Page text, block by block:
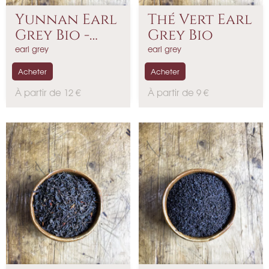
Yunnan Earl
Grey Bio -
Thé...
earl grey
P
x
À partir de 12 €
Acheter
Thé Vert Earl
Grey Bio
earl grey
P
x
À partir de 9 €
Acheter